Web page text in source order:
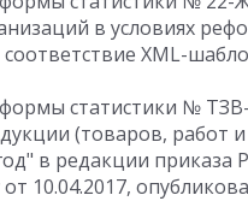
в условиях
XML-
статистики №
(товаров, работ и
в редакции приказа
10.04.2017,